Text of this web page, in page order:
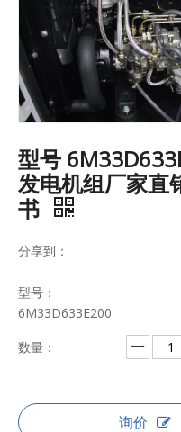
型号
发电机组厂家直
书
分享到：
型号：
6M33D633E200
数量：
询价